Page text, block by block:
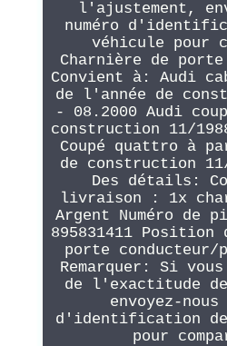
l'ajustement,
numéro
véhicule pour
Charnière de
Convient à: Audi
de l'année de
- 08.2000 Audi
construction 11/
Coupé quattro à
de construction
Des détails:
livraison : 1x
Argent Numéro de
895831411
porte conducteur/
Remarquer: Si
de l'exactitude
envoyez-
d'identification
pour